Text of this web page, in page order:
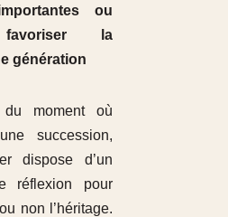
ou
la
génération
moment où
succession,
dispose d’un
réflexion pour
non l’héritage.